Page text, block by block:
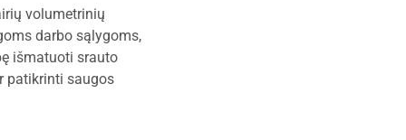
volumetrinių
darbo sąlygoms,
išmatuoti srauto
patikrinti saugos